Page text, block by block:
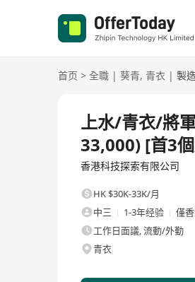
首页 > 全職 | 葵青, 青衣 | 製
上水/青衣/將
33,000) [首3
香港科技探索有限公司
HK $30K-33K/月
中三
1-3年经验
僅
工作日面議, 流動/外勤
青衣